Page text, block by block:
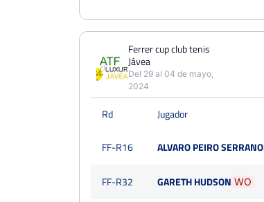
Ferrer cup club tenis
Jávea
Del 29 al 04 de mayo,
2024
Rd Jugador
FF-R16 ALVARO PEIRO SERRANO
FF-R32 GARETH HUDSON WO